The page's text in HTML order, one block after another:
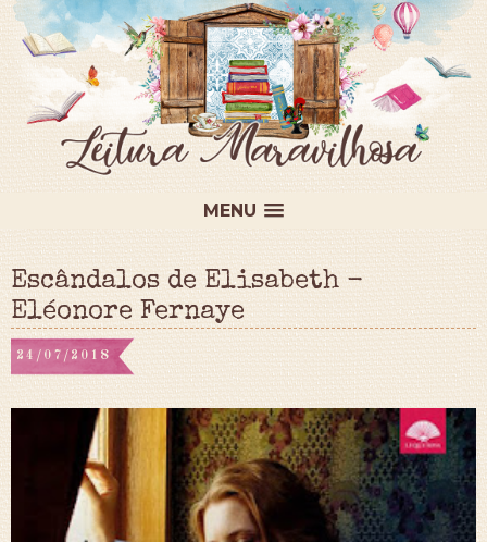
MENU
Escândalos de Elisabeth -
Eléonore Fernaye
24/07/2018